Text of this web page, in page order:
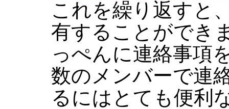
これを繰り返すと
有することができ
っぺんに連絡事項
数のメンバーで連
るにはとても便利